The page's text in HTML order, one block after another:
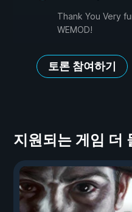
Thank You Very
WEMOD!
토론 참여하기
지원되는 게임 더